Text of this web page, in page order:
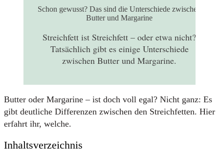
Schon gewusst? Das sind die Unterschiede zwischen
Butter und Margarine
Streichfett ist Streichfett – oder etwa nicht?
Tatsächlich gibt es einige Unterschiede
zwischen Butter und Margarine.
Butter oder Margarine – ist doch voll egal? Nicht ganz: Es
gibt deutliche Differenzen zwischen den Streichfetten. Hier
erfahrt ihr, welche.
Inhaltsverzeichnis